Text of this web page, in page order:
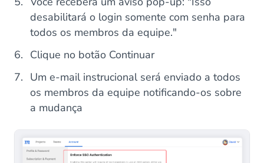
desabilitará o login somente com senha para
todos os membros da equipe."
Clique no botão Continuar
Um e-mail instrucional será enviado a todos
os membros da equipe notificando-os sobre
a mudança